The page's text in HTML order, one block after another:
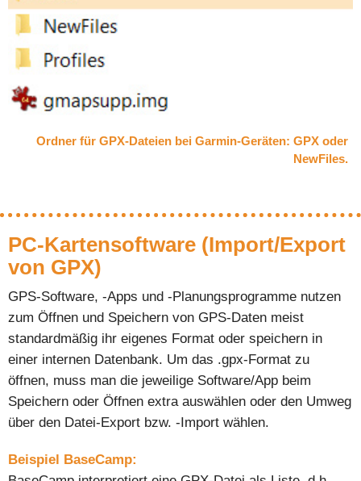
Ordner für GPX-Dateien bei Garmin-Geräten: GPX oder
NewFiles.
PC-Kartensoftware (Import/Export
von GPX)
GPS-Software, -Apps und -Planungsprogramme nutzen
zum Öffnen und Speichern von GPS-Daten meist
standardmäßig ihr eigenes Format oder speichern in
einer internen Datenbank. Um das .gpx-Format zu
öffnen, muss man die jeweilige Software/App beim
Speichern oder Öffnen extra auswählen oder den Umweg
über den Datei-Export bzw. -Import wählen.
Beispiel BaseCamp: